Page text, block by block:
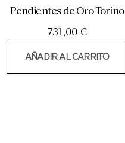
Pendientes de Oro Torino
731,00€
AÑADIR AL CARRITO